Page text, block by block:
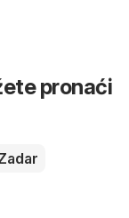
pronaći